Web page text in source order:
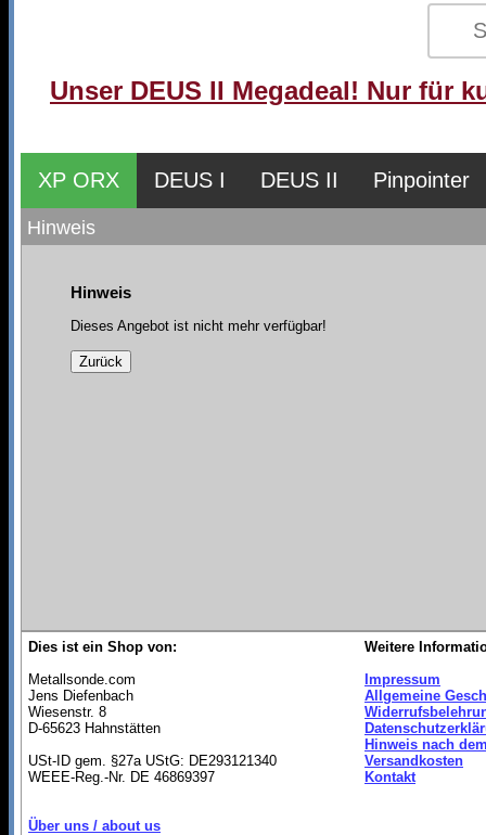
Unser DEUS II Megadeal! Nur für
XP ORX DEUS I DEUS II Pinpointer
Hinweis
Hinweis
Dieses Angebot ist nicht mehr verfügbar!
Dies ist ein Shop von:
Metallsonde.com
Jens Diefenbach
Wiesenstr. 8
D-65623 Hahnstätten
USt-ID gem. §27a UStG: DE293121340
WEEE-Reg.-Nr. DE 46869397
Über uns / about us
Weitere
Impressum
Allgemeine
Hinweis nach
Versandkosten
Kontakt